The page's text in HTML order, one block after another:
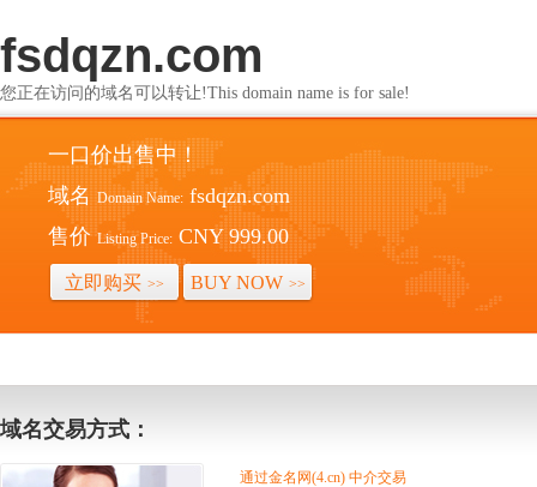
fsdqzn.com
您正在访问的域名可以转让!This domain name is for sale!
一口价出售中！
域名 Domain Name: fsdqzn.com
售价 Listing Price: CNY 999.00
立即购买 >> BUY NOW >>
域名交易方式：
通过金名网(4.cn) 中介交易